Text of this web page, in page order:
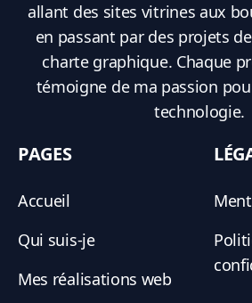
allant des sites vitrines aux
en passant par des projets
charte graphique. Chaque
témoigne de ma passion
technologie.
PAGES
Accueil
Qui suis-je
Mes réalisations web